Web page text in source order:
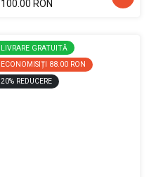
100.00 RON
LIVRARE GRATUITĂ
ECONOMISIȚI 88.00 RON
20% REDUCERE